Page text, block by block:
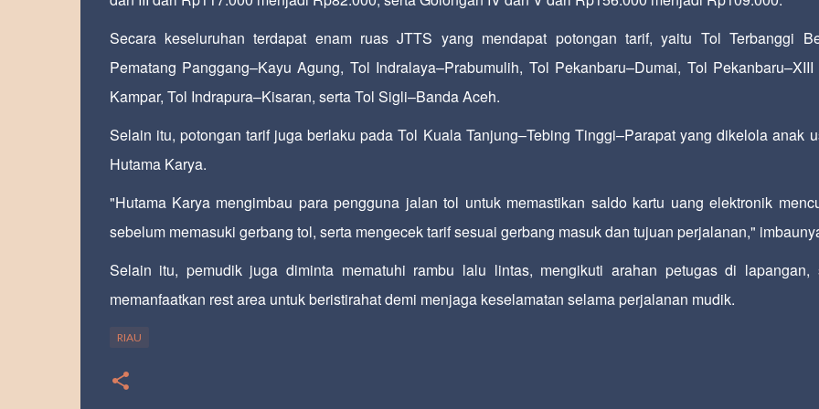
Secara keseluruhan terdapat enam ruas JTTS yang mendapat potongan tarif, yaitu Tol Terbanggi
Pematang Panggang–Kayu Agung, Tol Indralaya–Prabumulih, Tol Pekanbaru–Dumai, Tol Pekanbaru–XIII
Kampar, Tol Indrapura–Kisaran, serta Tol Sigli–Banda Aceh.
Selain itu, potongan tarif juga berlaku pada Tol Kuala Tanjung–Tebing Tinggi–Parapat yang dikelola anak
Hutama Karya.
"Hutama Karya mengimbau para pengguna jalan tol untuk memastikan saldo kartu uang elektronik
sebelum memasuki gerbang tol, serta mengecek tarif sesuai gerbang masuk dan tujuan perjalanan,"
Selain itu, pemudik juga diminta mematuhi rambu lalu lintas, mengikuti arahan petugas di lapangan,
memanfaatkan rest area untuk beristirahat demi menjaga keselamatan selama perjalanan mudik.
RIAU